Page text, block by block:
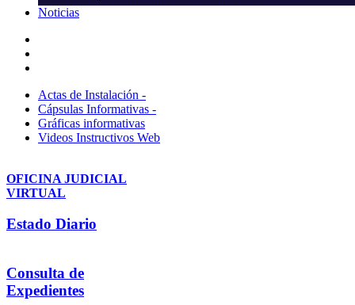
Noticias
Actas de Instalación -
Cápsulas Informativas -
Gráficas informativas
Videos Instructivos Web
OFICINA JUDICIAL
VIRTUAL
Estado Diario
Consulta de
Expedientes